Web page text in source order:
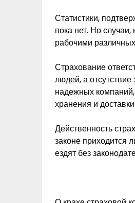
Статистики,
пока нет. Но
рабочими
Страхование
людей, а
надежных компаний,
хранения и
Действенность
законе приходится
ездят без